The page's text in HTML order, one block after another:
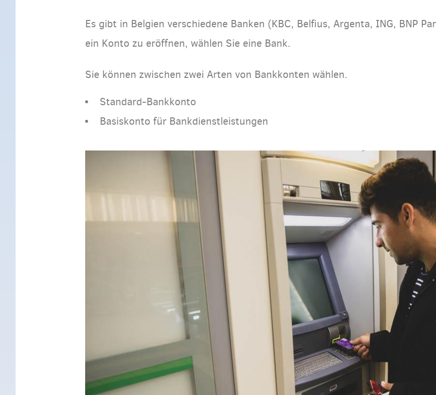
Es gibt in Belgien verschiedene Banken (KBC, Belfius, Argenta, ING, BNP
ein Konto zu eröffnen, wählen Sie eine Bank.
Sie können zwischen zwei Arten von Bankkonten wählen.
Standard-Bankkonto
Basiskonto für Bankdienstleistungen